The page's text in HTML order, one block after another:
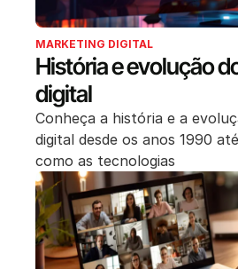
MARKETING DIGITAL
História e evolução
digital
Conheça a história e a
digital desde os anos 1990
como as tecnologias